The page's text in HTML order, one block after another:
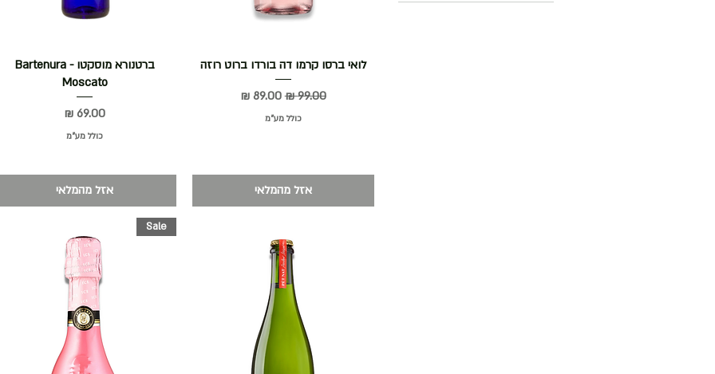
תצוגה מהירה
לואי ברסו קרמו דה בורדו ברוט רוזה
מחיר רגיל‏99.00 ‏₪ מחיר מבצע‏89.00 ‏₪
כולל מע״מ
אזל מהמלאי
תצוגה מהירהברטנורא מוסקטו - Bartenura
Moscato
מחיר
כולל מע״מ
אזל מהמלאי
Sale